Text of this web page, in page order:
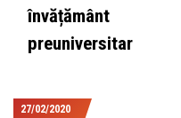
învățământ
preuniversitar
27/02/2020